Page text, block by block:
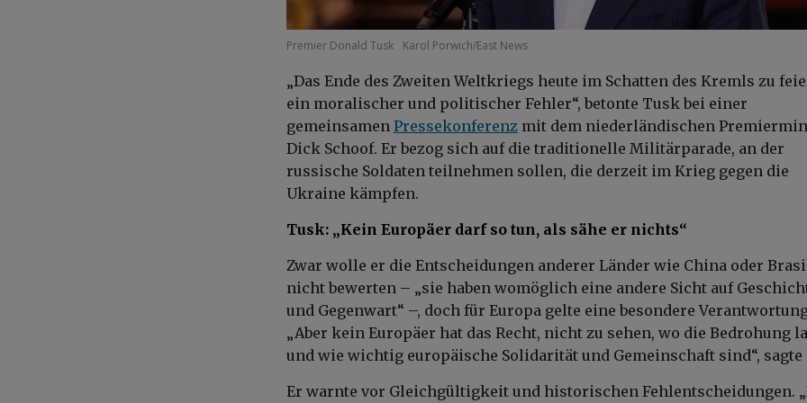
Premier Donald Tusk Karol Porwich/East News
„Das Ende des Zweiten Weltkriegs heute im Schatten des Kremls zu
ein moralischer und politischer Fehler“, betonte Tusk bei einer
gemeinsamen Pressekonferenz mit dem niederländischen
Dick Schoof. Er bezog sich auf die traditionelle Militärparade, an der
russische Soldaten teilnehmen sollen, die derzeit im Krieg gegen die
Ukraine kämpfen.
Tusk: „Kein Europäer darf so tun, als sähe er nichts“
Zwar wolle er die Entscheidungen anderer Länder wie China oder
nicht bewerten – „sie haben womöglich eine andere Sicht auf
und Gegenwart“ –, doch für Europa gelte eine besondere
„Aber kein Europäer hat das Recht, nicht zu sehen, wo die Bedrohung
und wie wichtig europäische Solidarität und Gemeinschaft sind“, sagte
Er warnte vor Gleichgültigkeit und historischen Fehlentscheidungen.